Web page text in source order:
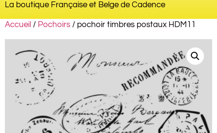
La boutique Française et Belge de Cadence
Accueil / Pochoirs / pochoir timbres postaux HDM11